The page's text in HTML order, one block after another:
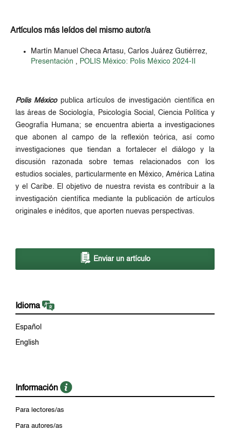
Artículos más leídos del mismo autor/a
Martín Manuel Checa Artasu, Carlos Juárez Gutiérrez,
Presentación , POLIS México: Polis México 2024-II
Polis Méxicopublica artículos de investigación científica en
las áreas de Sociología, Psicología Social, Ciencia Política y
Geografía Humana; se encuentra abierta a investigaciones
que abonen al campo de la reflexión teórica, así como
investigaciones que tiendan a fortalecer el diálogo y la
discusión razonada sobre temas relacionados con los
estudios sociales, particularmente en México, América Latina
y el Caribe. El objetivo de nuestra revista es contribuir a la
investigación científica mediante la publicación de artículos
originales e inéditos, que aporten nuevas perspectivas.
Enviar un artículo
Idioma
Español
English
Información
Para lectores/as
Para autores/as